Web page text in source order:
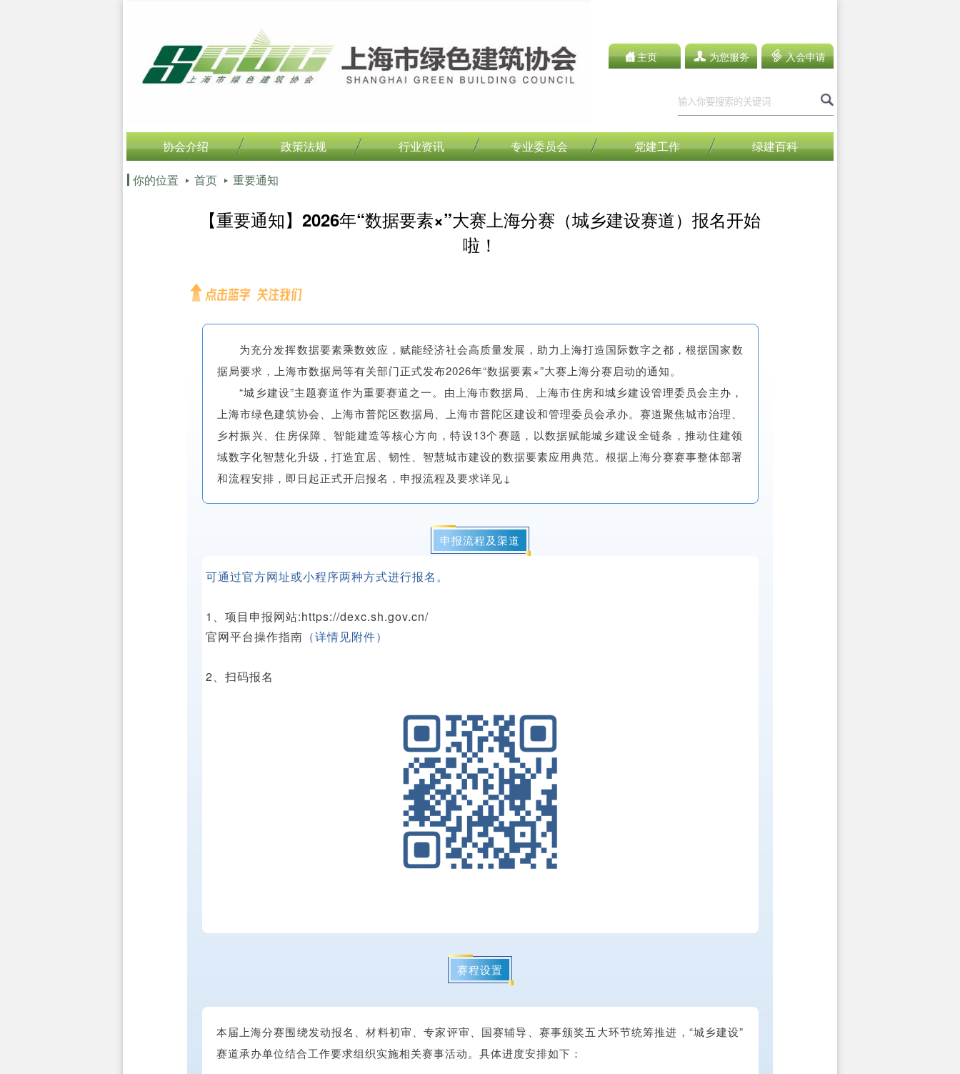
主页 为您服务 入会申请
协会介绍 政策法规 行业资讯 专业委员会 党建工作 绿建百科
你的位置 首页 重要通知
【重要通知】2026年“数据要素×”大赛上海分赛（城乡建设赛道）报名开始
啦！
为充分发挥数据要素乘数效应，赋能经济社会高质量发展，助力上海打造国际数字之都，根据国家数
据局要求，上海市数据局等有关部门正式发布2026年“数据要素×”大赛上海分赛启动的通知。
“城乡建设”主题赛道作为重要赛道之一。由上海市数据局、上海市住房和城乡建设管理委员会主办，
上海市绿色建筑协会、上海市普陀区数据局、上海市普陀区建设和管理委员会承办。赛道聚焦城市治理、
乡村振兴、住房保障、智能建造等核心方向，特设13个赛题，以数据赋能城乡建设全链条，推动住建领
域数字化智慧化升级，打造宜居、韧性、智慧城市建设的数据要素应用典范。根据上海分赛赛事整体部署
和流程安排，即日起正式开启报名，申报流程及要求详见↓
申报流程及渠道
可通过官方网址或小程序两种方式进行报名。
1、 项目申报网站:https://dexc.sh.gov.cn/
官网平台操作指南 （详情见附件）
2、扫码报名
赛程设置
本届上海分赛围绕发动报名、材料初审、专家评审、国赛辅导、赛事颁奖五大环节统筹推进，“城乡建设”
赛道承办单位结合工作要求组织实施相关赛事活动。具体进度安排如下：